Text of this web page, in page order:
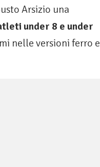
Arsizio una
under 8 e under
nelle versioni ferro e